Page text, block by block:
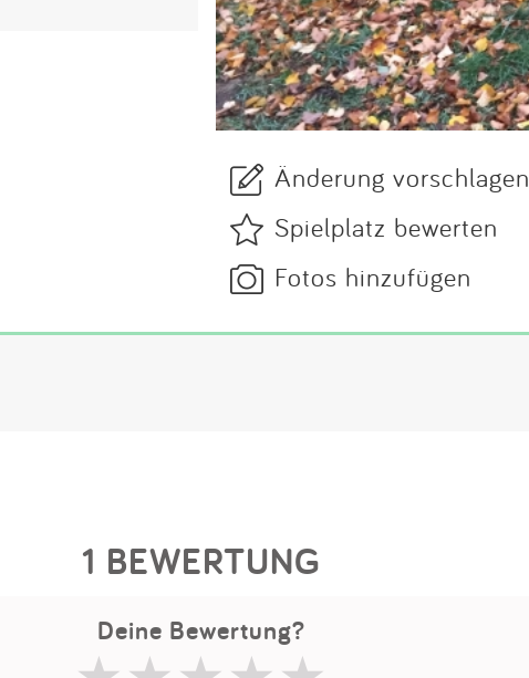
Änderung vorschlagen
Spielplatz bewerten
Fotos hinzufügen
1 BEWERTUNG
Deine Bewertung?